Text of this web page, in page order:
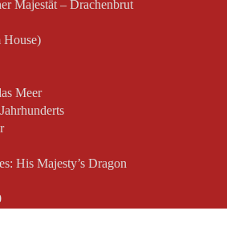
Majestät – Drachenbrut
House)
Meer
His Majesty’s Dragon